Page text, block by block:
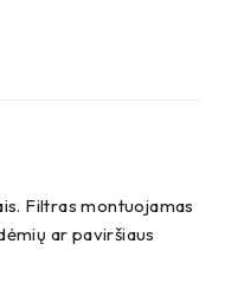
Filtras montuojamas
ar paviršiaus